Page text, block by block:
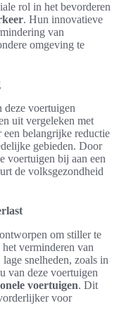
rol in het bevorderen
. Hun innovatieve
van
omgeving te
voertuigen
uit vergeleken met
belangrijke reductie
gebieden. Door
voertuigen bij aan een
de volksgezondheid
om stiller te
verminderen van
snelheden, zoals in
van deze voertuigen
voertuigen. Dit
voor